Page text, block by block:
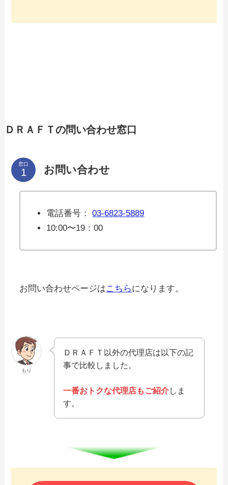
ＤＲＡＦＴの問い合わせ窓口
窓口 お問い合わせ
電話番号：03-6823-5889
10:00〜19：00
お問い合わせページはこちらになります。
もり
ＤＲＡＦＴ以外の代理店は以下の記
事で比較しました。
一番おトクな代理店もご紹介しま
す。